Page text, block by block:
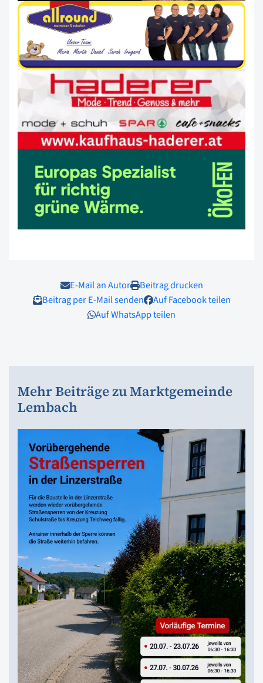
E-Mail an Autor
Beitrag drucken
Beitrag per E-Mail senden
Auf Facebook teilen
Auf WhatsApp teilen
Mehr Beiträge zu Marktgemeinde
Lembach